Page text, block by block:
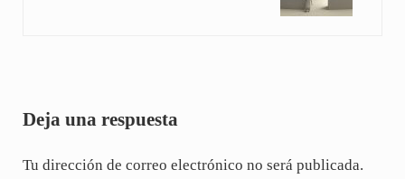
Deja una respuesta
Tu dirección de correo electrónico no será publicada.